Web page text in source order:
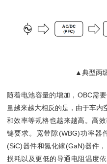
▲典型两
随着电池容量的增加，OBC需
量越来越大相反的是，由于车内
和效率等规格也越来越高。高
键要求。宽带隙(WBG)功率器
(SiC)器件和氮化镓(GaN)器件
损耗以及更低的导通电阻温度